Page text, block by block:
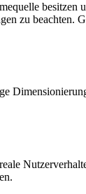
zu beachten.